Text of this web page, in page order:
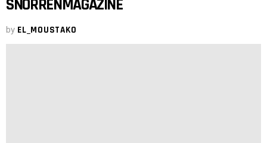
SNORRENMAGAZINE
by EL_MOUSTAKO